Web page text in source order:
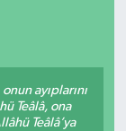
ayıplarını
Teâlâ, ona
Teâlâ’ya